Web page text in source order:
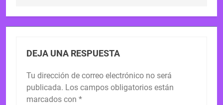
DEJA UNA RESPUESTA
Tu dirección de correo electrónico no será
publicada. Los campos obligatorios están
marcados con *